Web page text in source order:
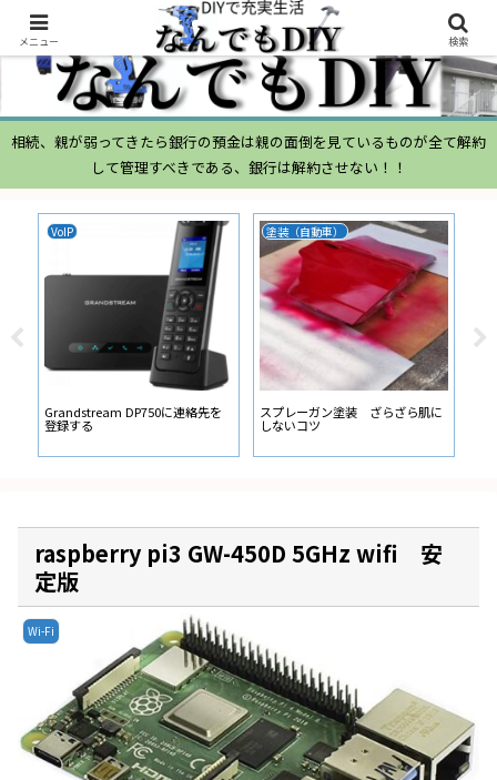
相続、親が弱ってきたら銀行の預金は親の面倒を見ているものが全て解約
して管理すべきである、銀行は解約させない！！
VoIP
Grandstream DP750に連絡先を
登録する
塗装（自動車）
スプレーガン塗装 ざらざら肌に
しないコツ
ム
raspberry pi3 GW-450D 5GHz wifi 安
定版
Wi-Fi
メニュー 検索